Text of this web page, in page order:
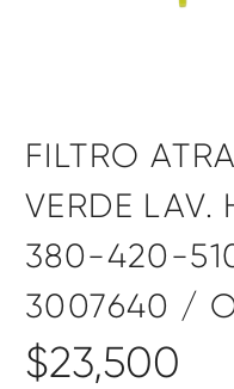
FILTRO
VERDE LAV.
380-420-
3007640 /
$23,500